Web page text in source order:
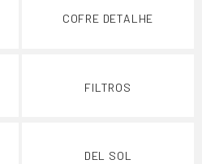
COFRE DETALHE
FILTROS
DEL SOL